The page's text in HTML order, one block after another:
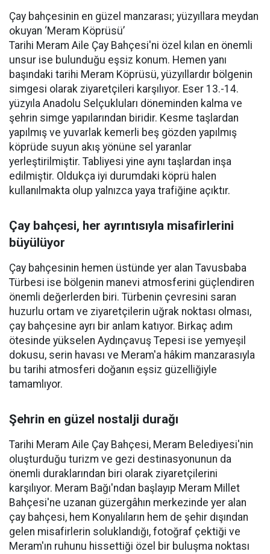
Çay bahçesinin en güzel manzarası; yüzyıllara meydan
okuyan ‘Meram Köprüsü’
Tarihi Meram Aile Çay Bahçesi'ni özel kılan en önemli
unsur ise bulunduğu eşsiz konum. Hemen yanı
başındaki tarihi Meram Köprüsü, yüzyıllardır bölgenin
simgesi olarak ziyaretçileri karşılıyor. Eser 13.-14.
yüzyıla Anadolu Selçukluları döneminden kalma ve
şehrin simge yapılarından biridir. Kesme taşlardan
yapılmış ve yuvarlak kemerli beş gözden yapılmış
köprüde suyun akış yönüne sel yaranlar
yerleştirilmiştir. Tabliyesi yine aynı taşlardan inşa
edilmiştir. Oldukça iyi durumdaki köprü halen
kullanılmakta olup yalnızca yaya trafiğine açıktır.
Çay bahçesi, her ayrıntısıyla misafirlerini
büyülüyor
Çay bahçesinin hemen üstünde yer alan Tavusbaba
Türbesi ise bölgenin manevi atmosferini güçlendiren
önemli değerlerden biri. Türbenin çevresini saran
huzurlu ortam ve ziyaretçilerin uğrak noktası olması,
çay bahçesine ayrı bir anlam katıyor. Birkaç adım
ötesinde yükselen Aydınçavuş Tepesi ise yemyeşil
dokusu, serin havası ve Meram'a hâkim manzarasıyla
bu tarihi atmosferi doğanın eşsiz güzelliğiyle
tamamlıyor.
Şehrin en güzel nostalji durağı
Tarihi Meram Aile Çay Bahçesi, Meram Belediyesi'nin
oluşturduğu turizm ve gezi destinasyonunun da
önemli duraklarından biri olarak ziyaretçilerini
karşılıyor. Meram Bağı'ndan başlayıp Meram Millet
Bahçesi'ne uzanan güzergâhın merkezinde yer alan
çay bahçesi, hem Konyalıların hem de şehir dışından
gelen misafirlerin soluklandığı, fotoğraf çektiği ve
Meram'ın ruhunu hissettiği özel bir buluşma noktası